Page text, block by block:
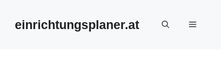
springeneinrichtungsplaner.at Menü